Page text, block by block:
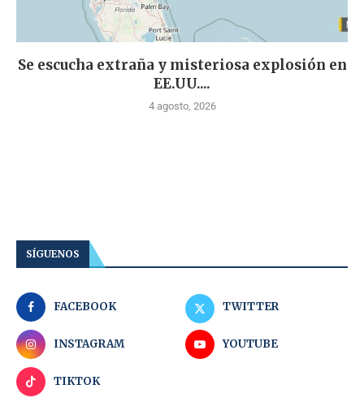
Se escucha extraña y misteriosa explosión en
EE.UU....
4 agosto, 2026
SÍGUENOS
FACEBOOK TWITTER
INSTAGRAM YOUTUBE
TIKTOK